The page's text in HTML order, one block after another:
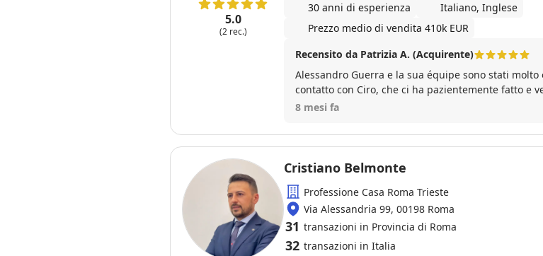
5.0
(2 rec.)
30 anni di esperienza
Italiano, Inglese
Prezzo medio di vendita 410k EUR
Recensito da Patrizia A. (Acquirente)
Alessandro Guerra e la sua équipe sono stati
contatto con Ciro, che ci ha pazientemente fatto e
dimostrando disponibilità e simpatia, e tutti i
della proposta fino alla firma del rogito, il signor
pragmatismo per avanzare bene e in maniera
rapporto di fiducia.
8 mesi fa
Cristiano Belmonte
Professione Casa Roma Trieste
Via Alessandria 99, 00198 Roma
31 transazioni in Provincia di Roma
32 transazioni in Italia